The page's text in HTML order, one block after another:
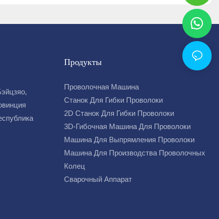
Продукты
Проволочная Машина
Станок Для Гибки Проволоки
2D Станок Для Гибки Проволоки
3D-Гибочная Машина Для Проволоки
Машина Для Выпрямления Проволоки
Машина Для Производства Проволочных
Колец
Сварочный Аппарат